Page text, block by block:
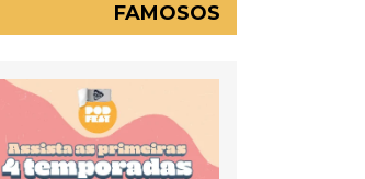
FAMOSOS